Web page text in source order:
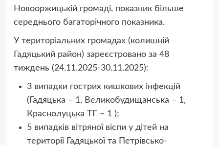
Новооржицькій громаді, показник більше
середнього багаторічного показника.
У територіальних громадах (колишній
Гадяцький район) зареєстровано за 48
тиждень (24.11.2025-30.11.2025):
3 випадки гострих кишкових інфекцій
(Гадяцька – 1, Великобудищанська – 1,
Краснолуцька ТГ – 1 );
5 випадків вітряної віспи у дітей на
території Гадяцької та Петрівсько-